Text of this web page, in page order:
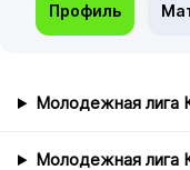
Профиль
Молодежная лига
Молодежная лига